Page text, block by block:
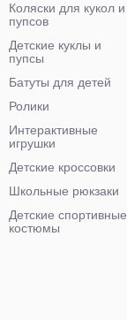
Коляски для кукол и
пупсов
Детские куклы и
пупсы
Батуты для детей
Ролики
Интерактивные
игрушки
Детские кроссовки
Школьные рюкзаки
Детские спортивные
костюмы